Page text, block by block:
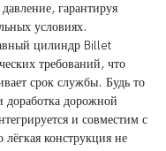
гарантируя
условиях.
цилиндр Billet
требований, что
срок службы. Будь то
доработка дорожной
и совместим с
конструкция не